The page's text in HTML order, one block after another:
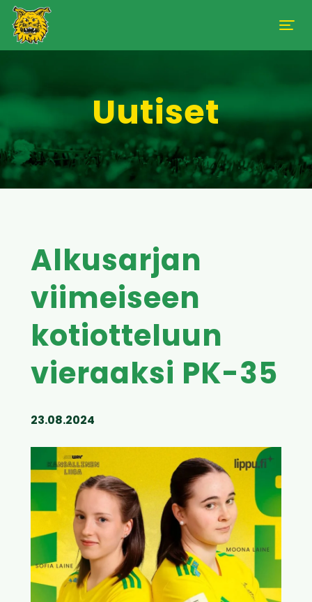
Uutiset
Alkusarjan
viimeiseen
kotiotteluun
vieraaksi PK-35
23.08.2024